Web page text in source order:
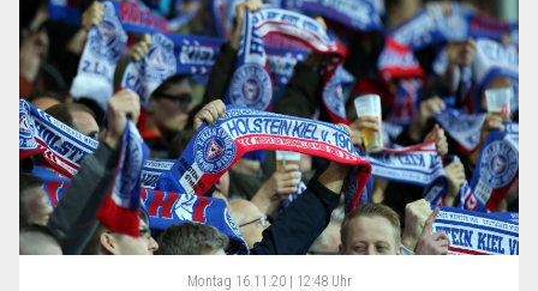
Montag 16.11.20 | 12:48 Uhr